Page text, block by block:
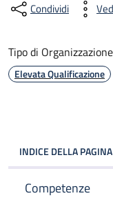
Condividi
Tipo di Organizzazione
Elevata Qualificazione
INDICE DELLA PAGINA
Competenze